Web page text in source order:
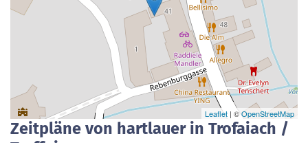
Leaflet | ©OpenStreetMap
Zeitpläne von hartlauer in Trofaiach /